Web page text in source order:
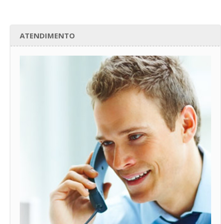
ATENDIMENTO